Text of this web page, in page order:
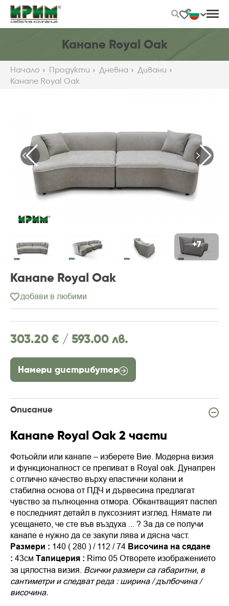
Skip
Main
0
Канапе Royal Oak
Начало Продукти Дневна
Дивани
Канапе Royal Oak
+7
Канапе Royal Oak
добави в любими
303.20 € / 593.00 лв.
Намери дистрибутор
Описание
Канапе Royal Oak 2 части
Фотьойли или канапе – изберете Вие. Модерна визия
и функционалност се преливат в Royal oak. Дунапрен
с отлично качество върху еластични колани и
стабилна основа от ПДЧ и дървесина предлагат
чувство за пълноценна отмора. Обкантващият паспел
е последният детайл в луксозният изглед. Нямате ли
усещането, че сте във въздуха ... ? За да се получи
канапе е нужно да се закупи лява и дясна част.
Размери : 140 ( 280 ) / 112 / 74 Височина на сядане
: 43см Тапицерия : Rimo 05Отворете изображението
за цялостна визия. Всички размери са габаритни, в
сантиметри и следват реда : ширина / дълбочина /
височина.